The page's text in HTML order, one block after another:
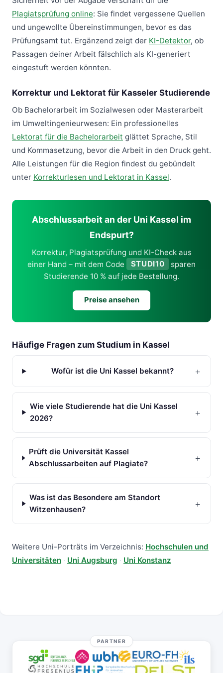
Plagiatsprüfung online: Sie findet vergessene Quellen
und ungewollte Übereinstimmungen, bevor es das
Prüfungsamt tut. Ergänzend zeigt der KI-Detektor, ob
Passagen deiner Arbeit fälschlich als KI-generiert
eingestuft werden könnten.
Korrektur und Lektorat für Kasseler Studierende
Ob Bachelorarbeit im Sozialwesen oder Masterarbeit
im Umweltingenieurwesen: Ein professionelles
Lektorat für die Bachelorarbeit glättet Sprache, Stil
und Kommasetzung, bevor die Arbeit in den Druck geht.
Alle Leistungen für die Region findest du gebündelt
unter Korrekturlesen und Lektorat in Kassel.
Abschlussarbeit an der Uni Kassel im
Endspurt?
Korrektur, Plagiatsprüfung und KI-Check aus
einer Hand – mit dem Code
STUDI10
sparen
Studierende 10 % auf jede Bestellung.
Preise ansehen
Häufige Fragen zum Studium in Kassel
Wofür ist die Uni Kassel bekannt? +
Wie viele Studierende hat die Uni Kassel
2026?
+
Prüft die Universität Kassel
Abschlussarbeiten auf Plagiate?
+
Was ist das Besondere am Standort
Witzenhausen?
+
Weitere Uni-Porträts im Verzeichnis: Hochschulen und
Universitäten · Uni Augsburg · Uni Konstanz
PARTNER